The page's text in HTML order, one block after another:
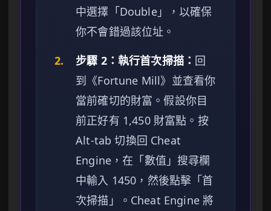
中選擇「Double」，以確保
你不會錯過該位址。
2.
步驟 2：執行首次掃描： 回
到《Fortune Mill》並查看你
當前確切的財富。假設你目
前正好有 1,450 財富點。按
Alt-tab 切換回 Cheat
Engine，在「數值」搜尋欄
中輸入 1450，然後點擊「首
次掃描」。Cheat Engine 將